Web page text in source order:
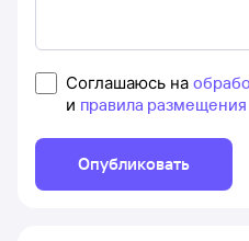
Соглашаюсь на
и правила размещения
Опубликовать